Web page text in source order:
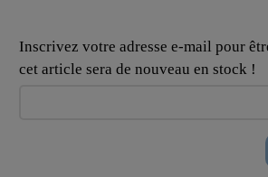
Inscrivez votre adresse e-mail pour
cet article sera de nouveau en stock !